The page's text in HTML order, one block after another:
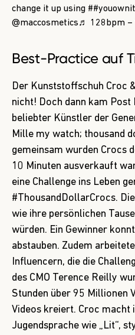
change it up using ##youownit
@maccosmetics♬ 128bpm –
Best-Practice auf
Der Kunststoffschuh Croc
nicht! Doch dann kam Post
beliebter Künstler der
Mille my watch; thousand
gemeinsam wurden Crocs
10 Minuten ausverkauft
eine Challenge ins Leben
#ThousandDollarCrocs.
wie ihre persönlichen
würden. Ein Gewinner
abstauben. Zudem
Influencern, die die
des CMO Terence Reilly
Stunden über 95 Millionen
Videos kreiert. Croc macht
Jugendsprache wie „Lit“,